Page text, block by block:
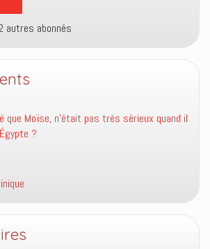
autres abonnés
que Moïse, n’était pas très sérieux quand il
?